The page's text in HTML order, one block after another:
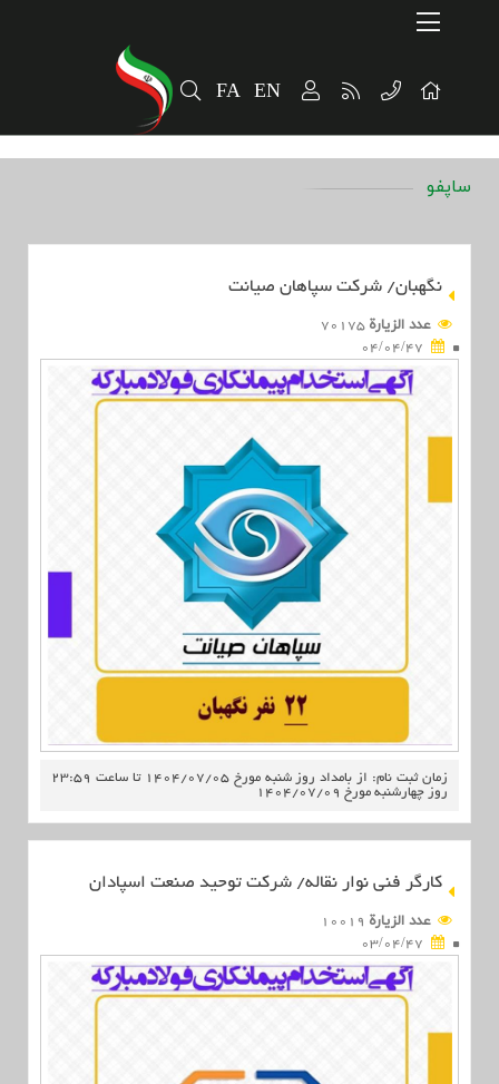
EN
FA
ارتباطات و توسعه برند سازمانی
سهامداران
ساپفو
نگهبان/ شرکت سپاهان صیانت
عدد الزیارة 70175
04/04/47
زمان ثبت نام: از بامداد روز شنبه مورخ 1404/07/05 تا ساعت 23:59
روز چهارشنبه مورخ 1404/07/09
کارگر فنی نوار نقاله/ شرکت توحید صنعت اسپادان
عدد الزیارة 10019
03/04/47